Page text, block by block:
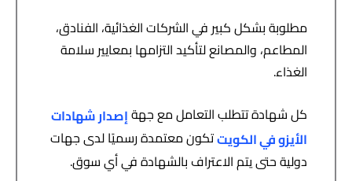
مطلوبة بشكل كبير في الشركات الغذائية، الفنادق،
المطاعم، والمصانع لتأكيد التزامها بمعايير سلامة
الغذاء.
كل شهادة تتطلب التعامل معجهةإصدار شهادات
الأيزو في الكويتتكون معتمدة رسميًا لدى جهات
دولية حتى يتم الاعتراف بالشهادة في أي سوق.